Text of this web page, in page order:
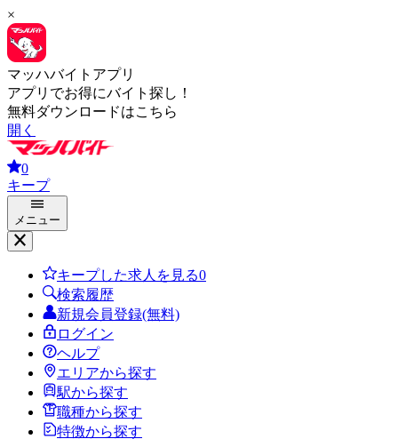
×
マッハバイトアプリ
アプリでお得にバイト探し！
無料ダウンロードはこちら
開く
0
キープ
メニュー
キープした求人を見る0
検索履歴
新規会員登録(無料)
ログイン
ヘルプ
エリアから探す
駅から探す
職種から探す
特徴から探す